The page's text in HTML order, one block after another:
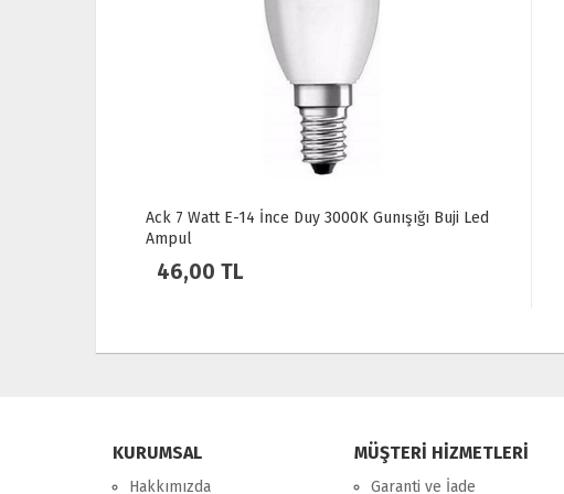
Osram LED Fılament 6.5W 2700K 806LM E27 Duy
Sarı Işık Ampul Dim Edilebilir / 4099854394294
150,00 TL
KURUMSAL
Hakkımızda
MÜŞTERİ HİZMETLERİ
Garanti ve İade